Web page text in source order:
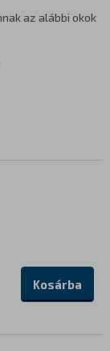
az alábbi okok
Kosárba